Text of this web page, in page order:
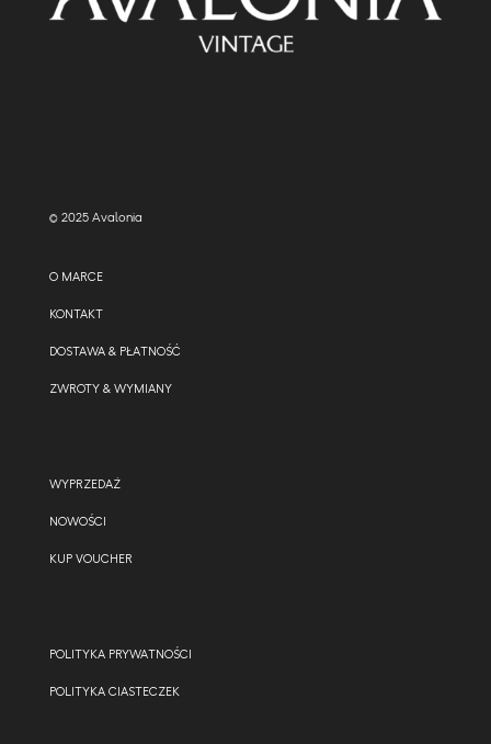
© 2025 Avalonia
O MARCE
KONTAKT
DOSTAWA & PŁATNOŚĆ
ZWROTY & WYMIANY
WYPRZEDAŻ
NOWOŚCI
KUP VOUCHER
POLITYKA PRYWATNOŚCI
POLITYKA CIASTECZEK